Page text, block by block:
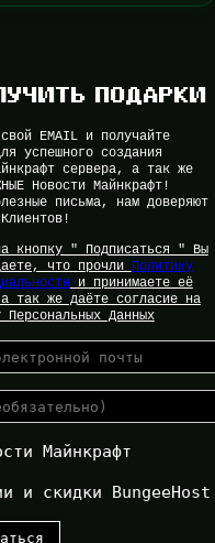
ПОДАРКИ
EMAIL и получайте
успешного создания
сервера, а так же
Новости Майнкрафт!
письма, нам доверяют
кнопку " Подписаться " Вы
что прочли Политику
и принимаете её
так же даёте согласие на
Персональных Данных
Майнкрафт
и скидки BungeeHost